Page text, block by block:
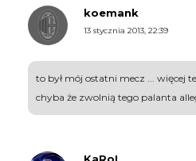
koemank
13 stycznia 2013, 22:39
to był mój ostatni mecz ... więcej
chyba że zwolnią tego palanta